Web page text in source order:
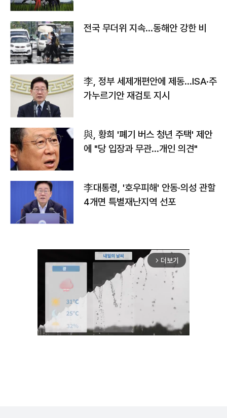
전국 무더위 지속…동해안 강한 비
李, 정부 세제개편안에 제동…ISA·주
가누르기안 재검토 지시
與, 황희 '폐기 버스 청년 주택' 제안
에 "당 입장과 무관…개인 의견"
李대통령, '호우피해' 안동·의성 관할
4개면 특별재난지역 선포
arrow_forward_ios 더보기